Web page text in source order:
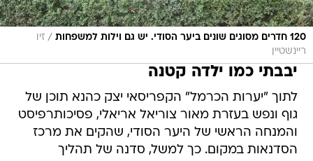
120 חדרים מסוגים שונים ביער הסודי. יש גם וילות למשפחות / זיו
ריינשטיין
יבבתי כמו ילדה קטנה
לתוך "יערות הכרמל" הקפריסאי יצק כהנא תוכן של
גוף ונפש בעזרת מאור צוריאל אריאלי, פסיכותרפיסט
והמנחה הראשי של היער הסודי, שהקים את מרכז
הסדנאות במקום. כך למשל, סדנה של תהליך